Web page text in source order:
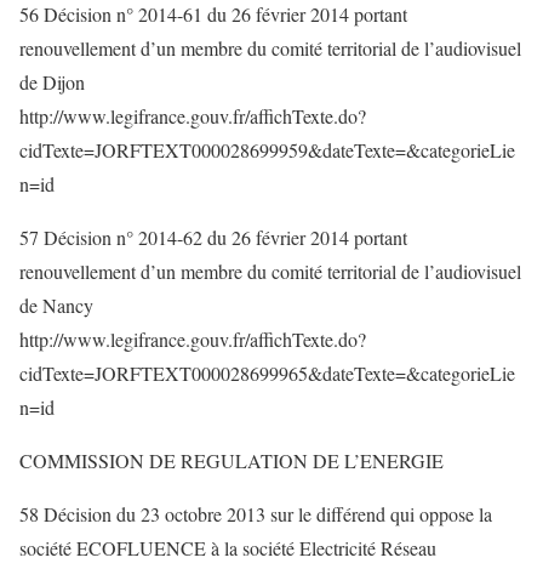
56 Décision n° 2014-61 du 26 février 2014 portant
renouvellement d’un membre du comité territorial de l’audiovisuel
de Dijon
http://www.legifrance.gouv.fr/affichTexte.do?
cidTexte=JORFTEXT000028699959&dateTexte=&categorieLie
n=id
57 Décision n° 2014-62 du 26 février 2014 portant
renouvellement d’un membre du comité territorial de l’audiovisuel
de Nancy
http://www.legifrance.gouv.fr/affichTexte.do?
cidTexte=JORFTEXT000028699965&dateTexte=&categorieLie
n=id
COMMISSION DE REGULATION DE L’ENERGIE
58 Décision du 23 octobre 2013 sur le différend qui oppose la
société ECOFLUENCE à la société Electricité Réseau